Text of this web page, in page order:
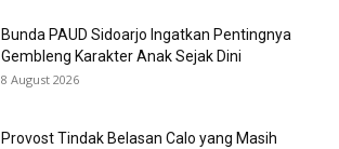
Bunda PAUD Sidoarjo Ingatkan Pentingnya
Gembleng Karakter Anak Sejak Dini
8 August 2026
Provost Tindak Belasan Calo yang Masih